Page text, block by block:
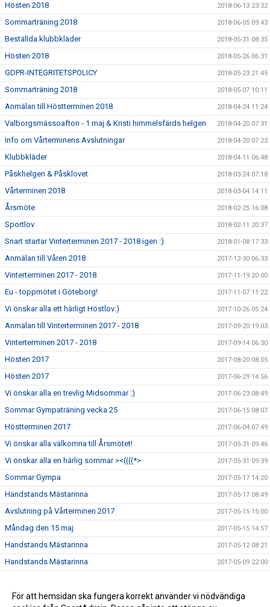
Hösten 2018 2018-06-13 23:32
Sommarträning 2018 2018-06-05 09:43
Beställda klubbkläder 2018-05-31 08:35
Hösten 2018 2018-05-26 06:31
GDPR-INTEGRITETSPOLICY 2018-05-23 21:45
Sommarträning 2018 2018-05-07 10:11
Anmälan till Höstterminen 2018 2018-04-24 11:24
Valborgsmässoafton - 1 maj & Kristi himmelsfärds helgen 2018-04-20 07:31
Info om Vårterminens Avslutningar 2018-04-20 07:23
Klubbkläder 2018-04-11 06:48
Påskhelgen & Påsklovet 2018-03-24 07:18
Vårterminen 2018 2018-03-04 14:11
Årsmöte 2018-02-25 16:08
Sportlov 2018-02-11 20:37
Snart startar Vinterterminen 2017 - 2018 igen :) 2018-01-08 17:33
Anmälan till Våren 2018 2017-12-30 06:33
Vinterterminen 2017 - 2018 2017-11-19 20:00
Eu - toppmötet i Göteborg! 2017-11-07 11:22
Vi önskar alla ett härligt Höstlov:) 2017-10-26 05:24
Anmälan till Vinterterminen 2017 - 2018 2017-09-20 19:03
Vinterterminen 2017 - 2018 2017-09-14 06:30
Hösten 2017 2017-08-20 08:05
Hösten 2017 2017-06-29 14:56
Vi önskar alla en trevlig Midsommar :) 2017-06-23 08:49
Sommar Gympaträning vecka 25 2017-06-15 08:07
Höstterminen 2017 2017-06-04 07:49
Vi önskar alla välkomna till Årsmötet! 2017-05-31 09:46
Vi önskar alla en härlig sommar ><((((*> 2017-05-31 09:39
Sommar Gympa 2017-05-17 14:20
Handstands Mästarinna 2017-05-17 08:49
Avslutning på Vårterminen 2017 2017-05-15 15:00
Måndag den 15 maj 2017-05-15 14:57
Handstands Mästarinna 2017-05-12 08:21
Handstands Mästarinna 2017-05-09 22:00
1 maj 2017-04-30 07:38
För att hemsidan ska fungera korrekt använder vi nödvändiga